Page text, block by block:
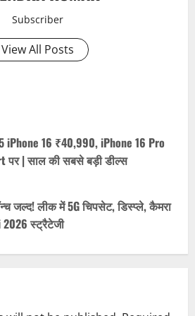
Subscriber
View All Posts
iPhone 16 ₹40,990, iPhone 16 Pro
| साल की सबसे बड़ी डील्स
जल्द! लीक में 5G चिपसेट, डिस्प्ले, कैमरा
2026 स्ट्रैटेजी